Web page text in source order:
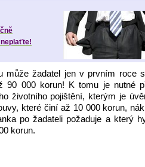
může žadatel jen v prvním roce
90 000 korun! K tomu je nutné
životního pojištění, kterým je
které činí až 10 000 korun,
po žadateli požaduje a který
korun.